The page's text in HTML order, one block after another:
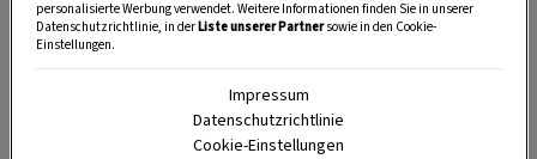
SELBERMACHEN
Duftende Dekoideen für alle Sinne – mit
personalisierte Werbung verwendet. Weitere Informationen finden Sie in unserer
Datenschutzrichtlinie, in derListe unserer Partnersowie in den Cookie-
Einstellungen.
Impressum
Datenschutzrichtlinie
Cookie-Einstellungen